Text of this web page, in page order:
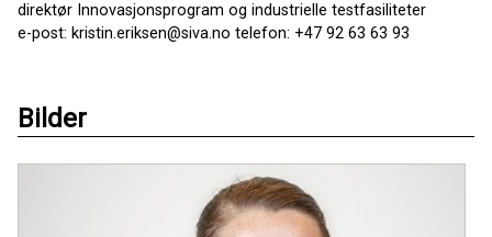
direktør Innovasjonsprogram og industrielle testfasiliteter
e-post: kristin.eriksen@siva.no telefon: +47 92 63 63 93
Bilder